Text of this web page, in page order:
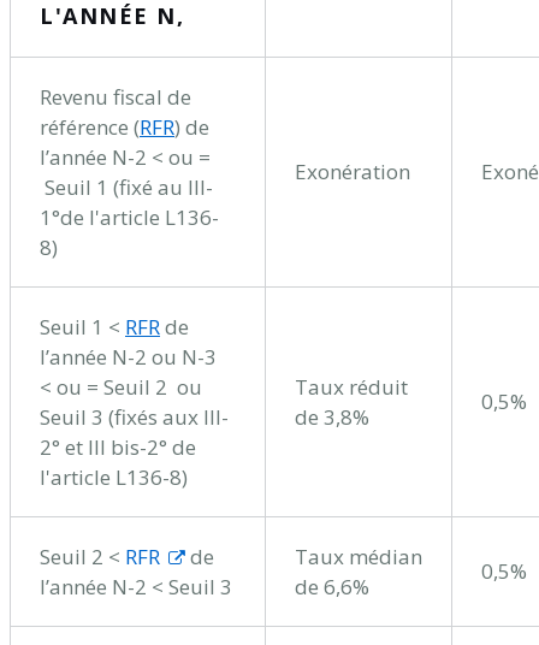
L'ANNÉE N,
Revenu fiscal de
référence (RFR) de
l’année N-2 < ou =
Seuil 1 (fixé au III-
1°de l'article L136-
8)
Exonération
Seuil 1 < RFRde
l’année N-2 ou N-3
< ou = Seuil 2 ou
Seuil 3 (fixés aux III-
2° et III bis-2° de
l'article L136-8)
Taux réduit
de 3,8%
0,5%
Seuil 2 < RFR
de
l’année N-2 < Seuil 3
Taux médian
de 6,6%
0,5%